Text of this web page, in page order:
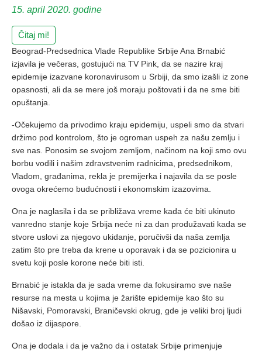
15. april 2020. godine
Čitaj mi!
Beograd-Predsednica Vlade Republike Srbije Ana Brnabić
izjavila je večeras, gostujući na TV Pink, da se nazire kraj
epidemije izazvane koronavirusom u Srbiji, da smo izašli iz zone
opasnosti, ali da se mere još moraju poštovati i da ne sme biti
opuštanja.
-Očekujemo da privodimo kraju epidemiju, uspeli smo da stvari
držimo pod kontrolom, što je ogroman uspeh za našu zemlju i
sve nas. Ponosim se svojom zemljom, načinom na koji smo ovu
borbu vodili i našim zdravstvenim radnicima, predsednikom,
Vladom, građanima, rekla je premijerka i najavila da se posle
ovoga okrećemo budućnosti i ekonomskim izazovima.
Ona je naglasila i da se približava vreme kada će biti ukinuto
vanredno stanje koje Srbija neće ni za dan produžavati kada se
stvore uslovi za njegovo ukidanje, poručivši da naša zemlja
zatim što pre treba da krene u oporavak i da se pozicionira u
svetu koji posle korone neće biti isti.
Brnabić je istakla da je sada vreme da fokusiramo sve naše
resurse na mesta u kojima je žarište epidemije kao što su
Nišavski, Pomoravski, Braničevski okrug, gde je veliki broj ljudi
došao iz dijaspore.
Ona je dodala i da je važno da i ostatak Srbije primenjuje